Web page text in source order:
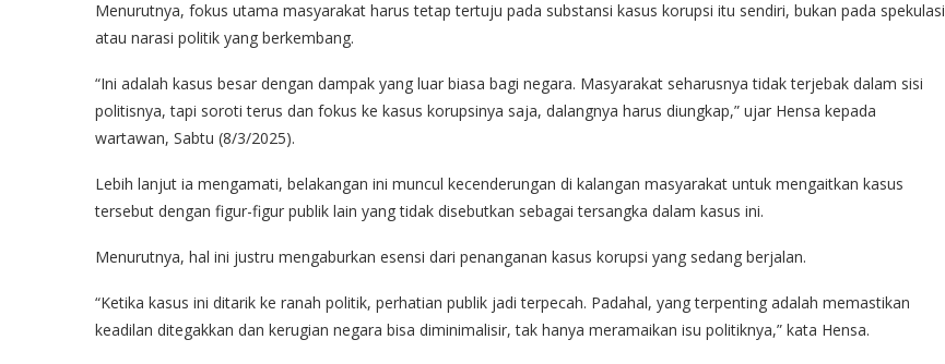
Menurutnya, fokus utama masyarakat harus tetap tertuju pada substansi kasus korupsi itu sendiri, bukan pada spekulasi
atau narasi politik yang berkembang.
“Ini adalah kasus besar dengan dampak yang luar biasa bagi negara. Masyarakat seharusnya tidak terjebak dalam sisi
politisnya, tapi soroti terus dan fokus ke kasus korupsinya saja, dalangnya harus diungkap,” ujar Hensa kepada
wartawan, Sabtu (8/3/2025).
Lebih lanjut ia mengamati, belakangan ini muncul kecenderungan di kalangan masyarakat untuk mengaitkan kasus
tersebut dengan figur-figur publik lain yang tidak disebutkan sebagai tersangka dalam kasus ini.
Menurutnya, hal ini justru mengaburkan esensi dari penanganan kasus korupsi yang sedang berjalan.
“Ketika kasus ini ditarik ke ranah politik, perhatian publik jadi terpecah. Padahal, yang terpenting adalah memastikan
keadilan ditegakkan dan kerugian negara bisa diminimalisir, tak hanya meramaikan isu politiknya,” kata Hensa.